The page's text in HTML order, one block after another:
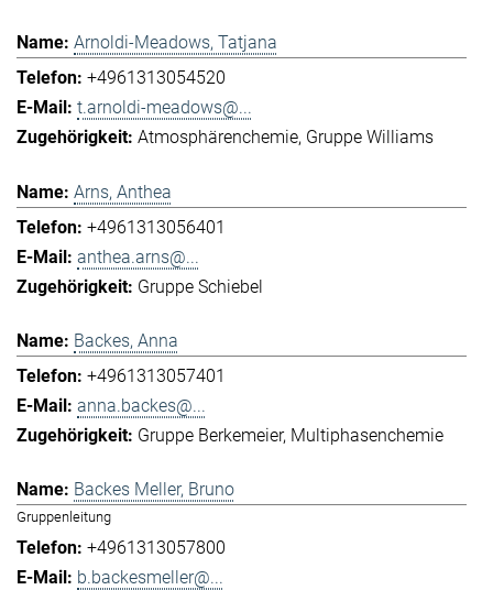
Arnoldi-Meadows, Tatjana
+4961313054520
t.arnoldi-meadows@...
Atmosphärenchemie Gruppe Williams
Arns, Anthea
+4961313056401
anthea.arns@...
Gruppe Schiebel
Backes, Anna
+4961313057401
anna.backes@...
Gruppe Berkemeier Multiphasenchemie
Backes Meller, Bruno
Gruppenleitung
+4961313057800
b.backesmeller@...